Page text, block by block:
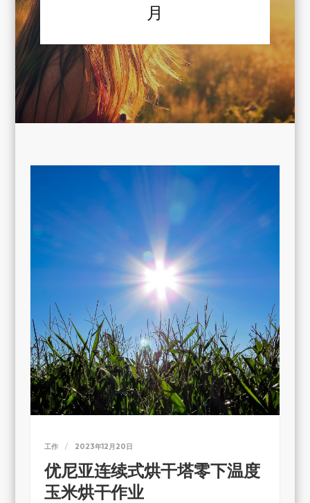
月
工作 2023年12月20日
优尼亚连续式烘干塔零下温度
玉米烘干作业